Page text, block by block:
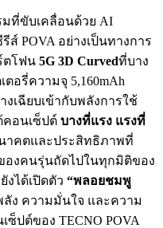
มที่ขับเคลื่อนด้วย AI
POVA อย่างเป็นทางการ
ตโฟน 5G 3D Curvedที่บาง
อรี่ความจุ 5,160mAh
งเฉียบเข้ากับพลังการใช้
คอนเซ็ปต์ บางที่แรง แรงที่
าคตและประสิทธิภาพที่
องคนรุ่นถัดไปในทุกมิติของ
งได้เปิดตัว “พลอยชมพู
ง ความมั่นใจ และความ
ปต์ของ TECNO POVA